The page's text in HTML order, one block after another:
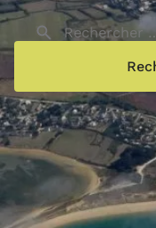
Rechercher sur le site